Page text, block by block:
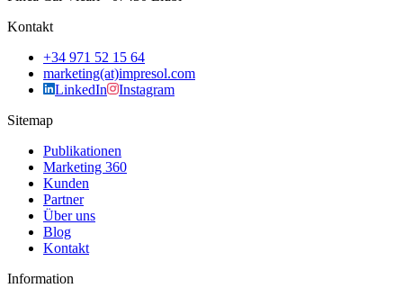
Kontakt
+34 971 52 15 64
marketing(at)impresol.com
LinkedIn
Instagram
Sitemap
Publikationen
Marketing 360
Kunden
Partner
Über uns
Blog
Kontakt
Information